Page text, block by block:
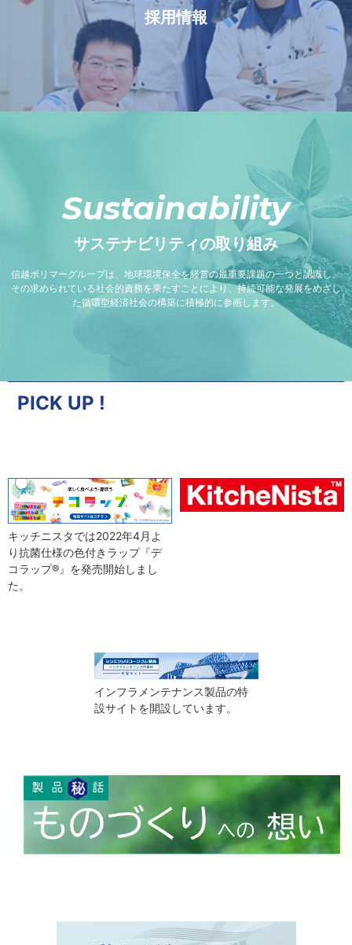
採用情報
Sustainability
サステナビリティの取り組み
信越ポリマーグループは、地球環境保全を経営の最重要課題の一つと認識し、
その求められている社会的責務を果たすことにより、持続可能な発展をめざし
た循環型経済社会の構築に積極的に参画します。
PICK UP !
キッチニスタでは2022年4月よ
り抗菌仕様の色付きラップ『デ
コラップ®』を発売開始しまし
た。
インフラメンテナンス製品の特
設サイトを開設しています。